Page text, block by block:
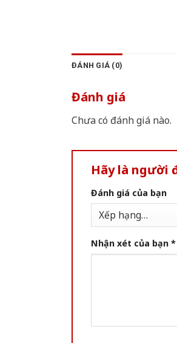
ĐÁNH GIÁ (0)
Đánh giá
Chưa có đánh giá nào.
Hãy là người
Đánh giá của bạn
Nhận xét của bạn *